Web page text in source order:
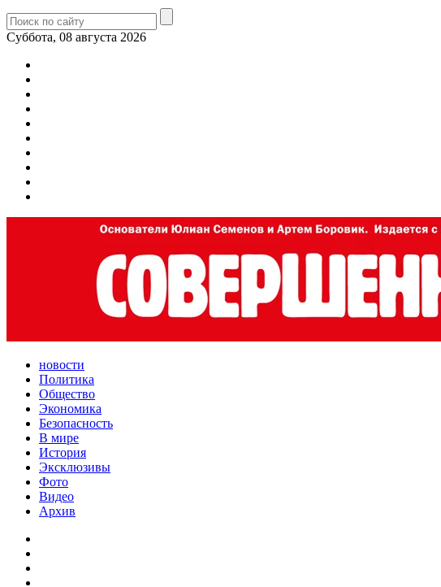
Суббота, 08 августа 2026
новости
Политика
Общество
Экономика
Безопасность
В мире
История
Эксклюзивы
Фото
Видео
Архив